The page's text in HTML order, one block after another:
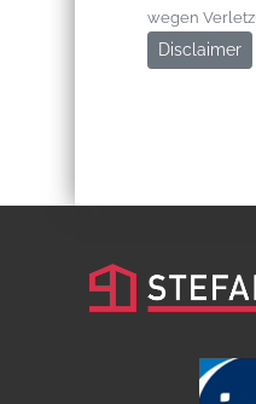
wegen
Disclaimer